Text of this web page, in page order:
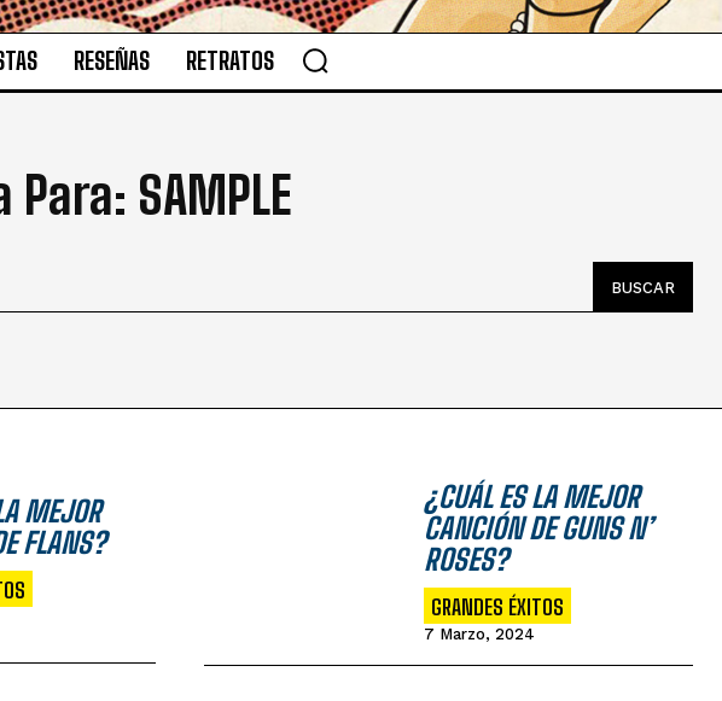
RESEÑAS RETRATOS
Para: SAMPLE
BUSCAR
MEJOR
FLANS?
¿CUÁL ES LA MEJOR
CANCIÓN DE GUNS N’
ROSES?
GRANDES ÉXITOS
7 Marzo, 2024